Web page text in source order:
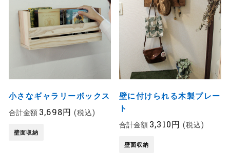
小さなギャラリーボックス
合計金額 3,698円 (税込)
壁面収納
壁に付けられる木製プレー
ト
合計金額 3,310円 (税込)
壁面収納